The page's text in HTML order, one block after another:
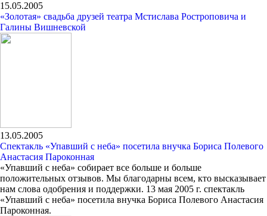
15.05.2005
«Золотая» свадьба друзей театра Мстислава Ростроповича и
Галины Вишневской
13.05.2005
Спектакль «Упавший с неба» посетила внучка Бориса Полевого
Анастасия Пароконная
«Упавший с неба» собирает все больше и больше
положительных отзывов. Мы благодарны всем, кто высказывает
нам слова одобрения и поддержки. 13 мая 2005 г. спектакль
«Упавший с неба» посетила внучка Бориса Полевого Анастасия
Пароконная.